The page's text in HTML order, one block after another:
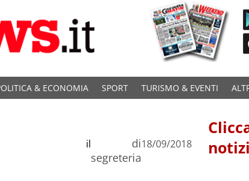
& ECONOMIA SPORT TURISMO & EVENTI
di
segreteria
il 18/09/2018